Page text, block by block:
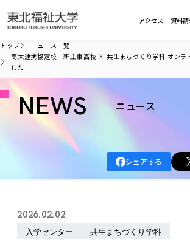
資料請
アクセス
大学理念
大学の概要
大学の歩み
学生・教職員・卒業生数
大学の取り組み
大学の取り組み
情報公開
学部・大学院
学部・
総合福祉学部
共生まちづくり学部
共生まちづくり学部
入学試験 進路
トップ
ニュース一覧
高大連携協定校 新庄東高校 × 共生まちづくり学科 オンラ
した
NEWS ニュース
シェアする
2026.02.02
入学センター 共生まちづくり学科